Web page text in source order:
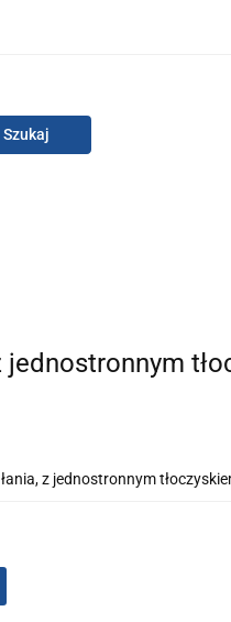
SMC
jednostronnym
z jednostronnym